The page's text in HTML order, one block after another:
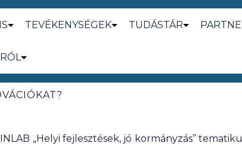
TEVÉKENYSÉGEK TUDÁSTÁR
„Helyi fejlesztések, jó kormányzás”